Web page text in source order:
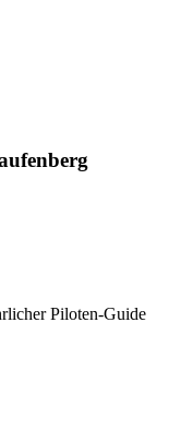
Piloten-Guide